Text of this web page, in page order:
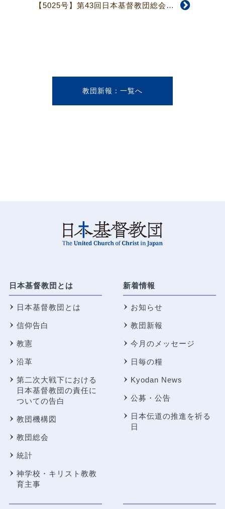
【5025号】第43回日本基督教団総会 キリストの体なる教会の形成（1面）
教団新報
日本基督教団とは
日本基督教団とは
信仰告白
教憲
沿革
第二次大戦下における
日本基督教団の責任に
ついての告白
教団機構図
教団総会
統計
神学校・キリスト教教
育主事
新着情報
お知らせ
教団新報
今月のメッセージ
日毎の糧
Kyodan News
公募・公告
日本伝道の推進を祈る
日